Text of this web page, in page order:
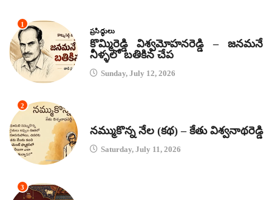
1
ప్రసిద్ధులు
కొమ్మిరెడ్డి విశ్వమోహనరెడ్డి – జనమనే
నీళ్ళలో బతికిన చేప
Sunday, July 12, 2026
2
నమ్ముకొన్న నేల (కథ) – కేతు విశ్వనాథరెడ్డి
Saturday, July 11, 2026
3